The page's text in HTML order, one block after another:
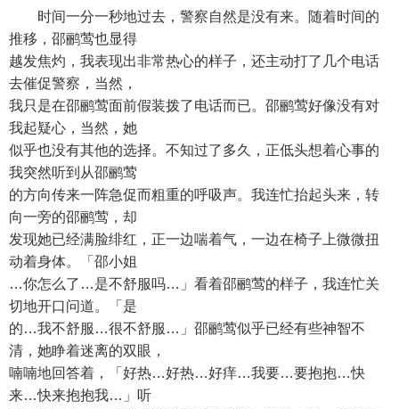
时间一分一秒地过去，警察自然是没有来。随着时间的
推移，邵鹂莺也显得
越发焦灼，我表现出非常热心的样子，还主动打了几个电话
去催促警察，当然，
我只是在邵鹂莺面前假装拨了电话而已。邵鹂莺好像没有对
我起疑心，当然，她
似乎也没有其他的选择。不知过了多久，正低头想着心事的
我突然听到从邵鹂莺
的方向传来一阵急促而粗重的呼吸声。我连忙抬起头来，转
向一旁的邵鹂莺，却
发现她已经满脸绯红，正一边喘着气，一边在椅子上微微扭
动着身体。「邵小姐
…你怎么了…是不舒服吗…」看着邵鹂莺的样子，我连忙关
切地开口问道。「是
的…我不舒服…很不舒服…」邵鹂莺似乎已经有些神智不
清，她睁着迷离的双眼，
喃喃地回答着，「好热…好热…好痒…我要…要抱抱…快
来…快来抱抱我…」听